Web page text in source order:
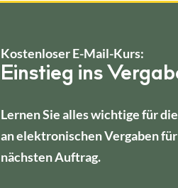
Kostenloser E-Mail-Kurs:
Einstieg ins
Lernen Sie alles wichtige für
an elektronischen Vergaben
nächsten Auftrag.